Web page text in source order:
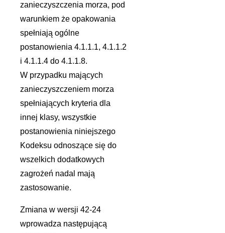
zanieczyszczenia morza, pod
warunkiem że opakowania
spełniają ogólne
postanowienia 4.1.1.1, 4.1.1.2
i 4.1.1.4 do 4.1.1.8.
W przypadku mających
zanieczyszczeniem morza
spełniających kryteria dla
innej klasy, wszystkie
postanowienia niniejszego
Kodeksu odnoszące się do
wszelkich dodatkowych
zagrożeń nadal mają
zastosowanie.
Zmiana w wersji 42-24
wprowadza następującą